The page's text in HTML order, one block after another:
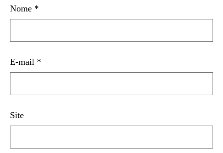
Nome *
E-mail *
Site